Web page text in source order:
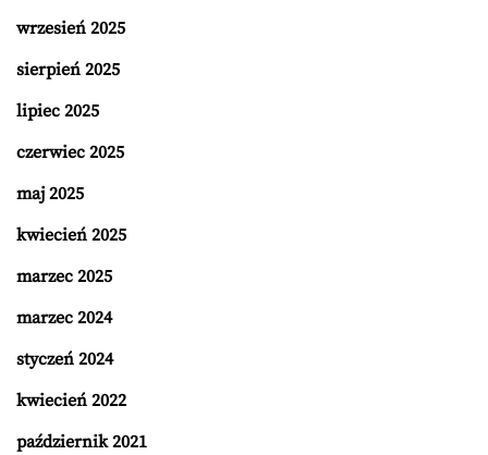
wrzesień 2025
sierpień 2025
lipiec 2025
czerwiec 2025
maj 2025
kwiecień 2025
marzec 2025
marzec 2024
styczeń 2024
kwiecień 2022
październik 2021